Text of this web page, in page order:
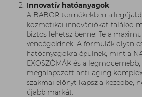
Innovatív hatóanyagok
A BABOR termékekben a
kozmetikai innovációkat találod
biztos lehetsz benne: Te a
vendégeidnek. A formulák olyan
hatóanyagokra épülnek, mint a
EXOSZÓMÁK és a
megalapozott anti-aging
szakmai előnyt kapsz a kezedbe,
újabb márkát.